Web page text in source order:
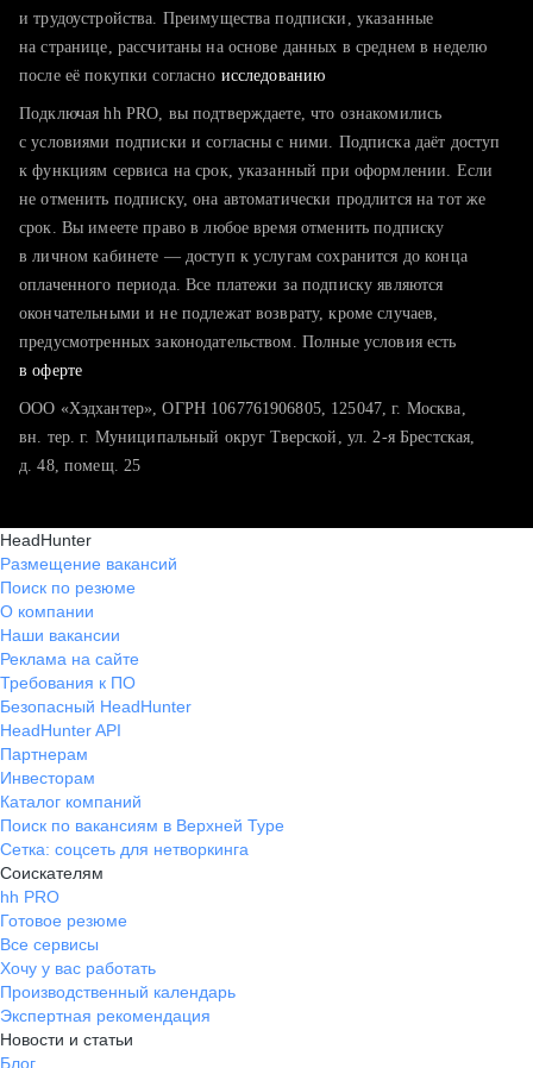
тратите много времени на поиск и вручную поднимаете
хотите сравнить себя с конкурентами и оценить шансы
и трудоустройства. Преимущества подписки, указанные
на странице, рассчитаны на основе данных в среднем в неделю
после её покупки согласно исследованию
Подключая hh PRO, вы подтверждаете, что ознакомились
с условиями подписки и согласны с ними. Подписка даёт доступ
к функциям сервиса на срок, указанный при оформлении. Если
не отменить подписку, она автоматически продлится на тот же
срок. Вы имеете право в любое время отменить подписку
в личном кабинете — доступ к услугам сохранится до конца
оплаченного периода. Все платежи за подписку являются
окончательными и не подлежат возврату, кроме случаев,
предусмотренных законодательством. Полные условия есть
в оферте
ООО «Хэдхантер», ОГРН 1067761906805, 125047, г. Москва,
вн. тер. г. Муниципальный округ Тверской, ул. 2-я Брестская,
д. 48, помещ. 25
HeadHunter
Размещение вакансий
Поиск по резюме
О компании
Наши вакансии
Реклама на сайте
Требования к ПО
Безопасный HeadHunter
HeadHunter API
Партнерам
Инвесторам
Каталог компаний
Поиск по вакансиям в Верхней Туре
Сетка: соцсеть для нетворкинга
Соискателям
hh PRO
Готовое резюме
Все сервисы
Хочу у вас работать
Производственный календарь
Экспертная рекомендация
Новости и статьи
Блог